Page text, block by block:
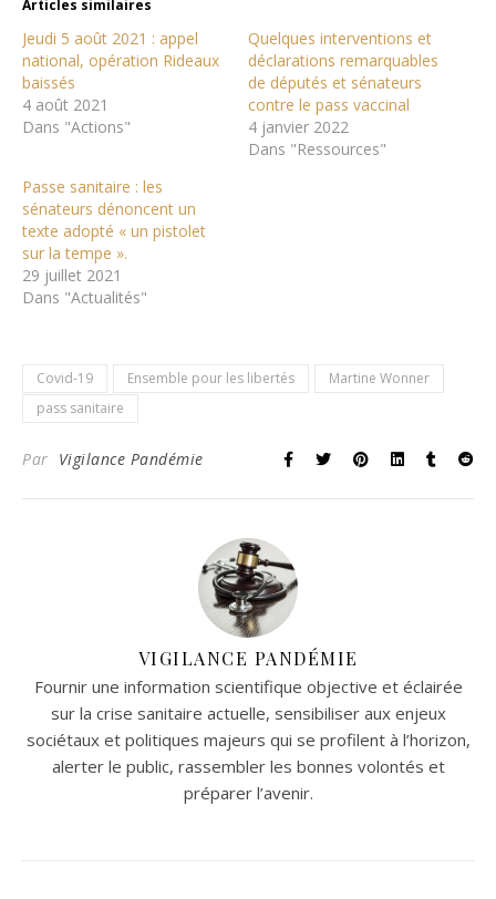
Articles similaires
Jeudi 5 août 2021 : appel
national, opération Rideaux
baissés
4 août 2021
Dans "Actions"
Quelques interventions et
déclarations remarquables
de députés et sénateurs
contre le pass vaccinal
4 janvier 2022
Dans "Ressources"
Passe sanitaire : les
sénateurs dénoncent un
texte adopté « un pistolet
sur la tempe ».
29 juillet 2021
Dans "Actualités"
Covid-19 Ensemble pour les libertés
Martine Wonner
pass sanitaire
Par Vigilance Pandémie
VIGILANCE PANDÉMIE
Fournir une information scientifique objective et éclairée
sur la crise sanitaire actuelle, sensibiliser aux enjeux
sociétaux et politiques majeurs qui se profilent à l’horizon,
alerter le public, rassembler les bonnes volontés et
préparer l’avenir.